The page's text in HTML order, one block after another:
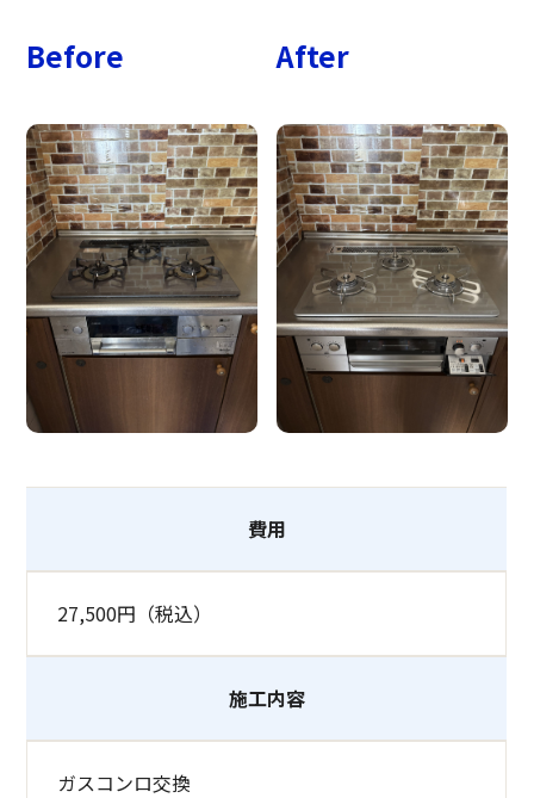
Before After
費用
27,500円（税込）
施工内容
ガスコンロ交換